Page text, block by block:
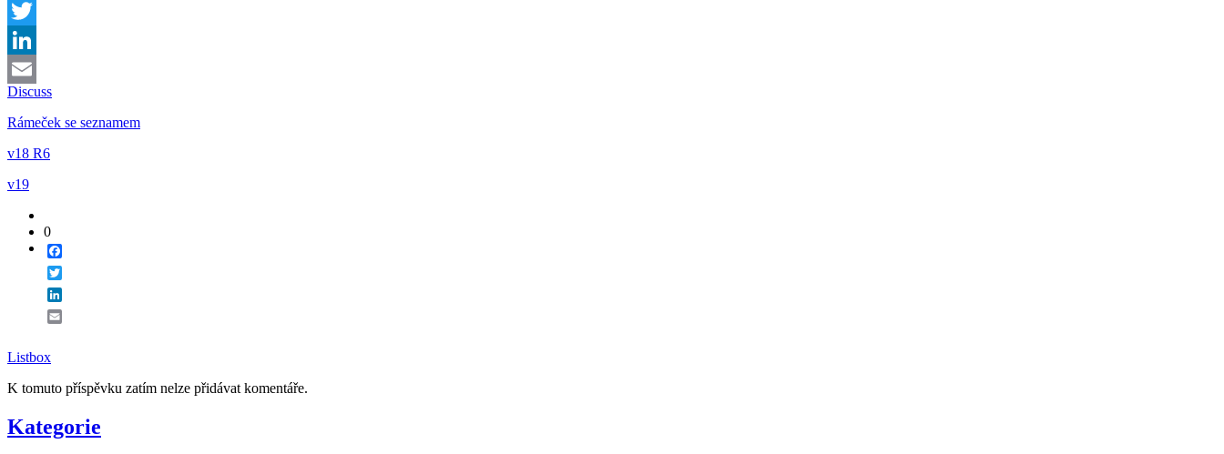
Facebook
Twitter
LinkedIn
Email
Discuss
Rámeček se seznamem
v18 R6
v19
0
Listbox
K tomuto příspěvku zatím nelze přidávat komentáře.
Kategorie